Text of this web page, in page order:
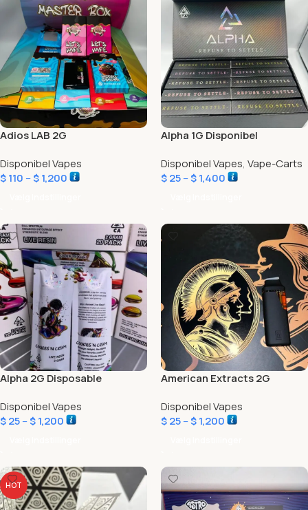
Adios LAB 2G
Disponibel Vapes
$110 –$1,200
Alpha 1G Disponibel
Disponibel Vapes, Vape-Carts
$25–$1,400
Alpha 2G Disposable
Disponibel Vapes
$25–$1,200
American Extracts 2G
Disponibel Vapes
$25–$1,200
HOT